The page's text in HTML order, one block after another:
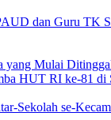
dan Guru TK
yang Mulai
HUT RI ke-81 di
Sekolah se-